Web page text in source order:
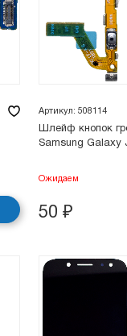
Артикул: 508114
Шлейф кнопок
Samsung Galaxy
Ожидаем
50 ₽